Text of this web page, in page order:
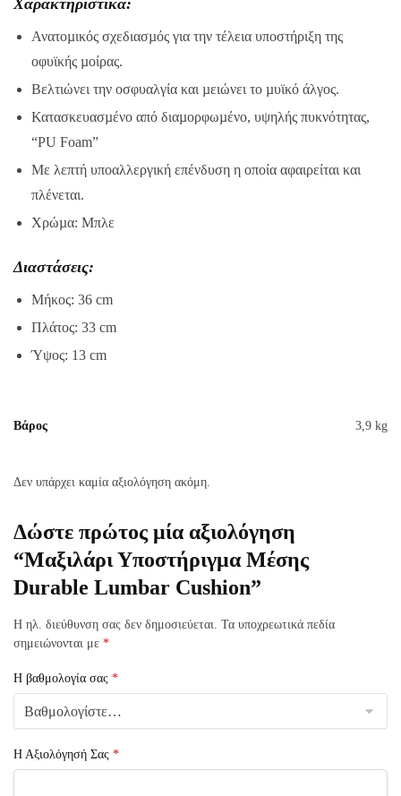
Ανατοµικός σχεδιασµός για την τέλεια υποστήριξη της
οφυϊκής µοίρας.
Βελτιώνει την οσφυαλγία και µειώνει το µυϊκό άλγος.
Κατασκευασµένο από διαµορφωµένο, υψηλής πυκνότητας,
“PU Foam”
Με λεπτή υποαλλεργική επένδυση η οποία αφαιρείται και
πλένεται.
Χρώµα: Μπλε
Διαστάσεις:
Μήκος: 36 cm
Πλάτος: 33 cm
Ύψος: 13 cm
Βάρος 3,9 kg
Δεν υπάρχει καμία αξιολόγηση ακόμη.
Δώστε πρώτος μία αξιολόγηση
“Μαξιλάρι Υποστήριγμα Μέσης
Durable Lumbar Cushion”
Η ηλ. διεύθυνση σας δεν δημοσιεύεται. Τα υποχρεωτικά πεδία
σημειώνονται με *
Η βαθμολογία σας *
Η Αξιολόγησή Σας *